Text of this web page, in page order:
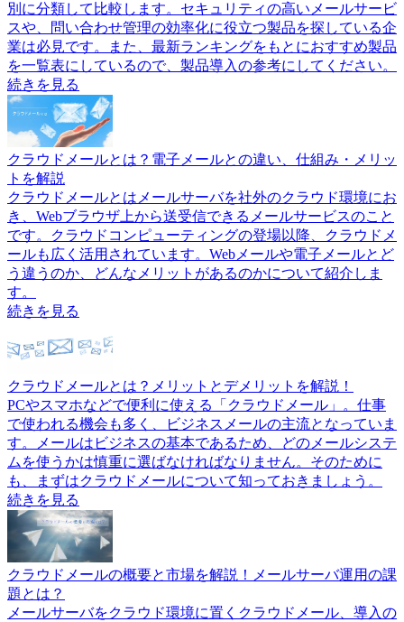
別に分類して比較します。セキュリティの高いメールサービ
スや、問い合わせ管理の効率化に役立つ製品を探している企
業は必見です。また、最新ランキングをもとにおすすめ製品
を一覧表にしているので、製品導入の参考にしてください。
続きを見る
クラウドメールとは？電子メールとの違い、仕組み・メリッ
トを解説
クラウドメールとはメールサーバを社外のクラウド環境にお
き、Webブラウザ上から送受信できるメールサービスのこと
です。クラウドコンピューティングの登場以降、クラウドメ
ールも広く活用されています。Webメールや電子メールとど
う違うのか、どんなメリットがあるのかについて紹介しま
す。
続きを見る
クラウドメールとは？メリットとデメリットを解説！
PCやスマホなどで便利に使える「クラウドメール」。仕事
で使われる機会も多く、ビジネスメールの主流となっていま
す。メールはビジネスの基本であるため、どのメールシステ
ムを使うかは慎重に選ばなければなりません。そのために
も、まずはクラウドメールについて知っておきましょう。
続きを見る
クラウドメールの概要と市場を解説！メールサーバ運用の課
題とは？
メールサーバをクラウド環境に置くクラウドメール、導入の